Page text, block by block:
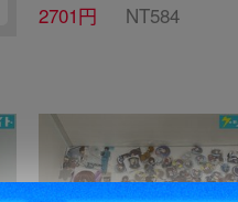
2701円 NT584